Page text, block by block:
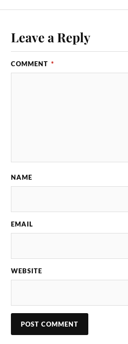
Leave a Reply
COMMENT *
NAME
EMAIL
WEBSITE